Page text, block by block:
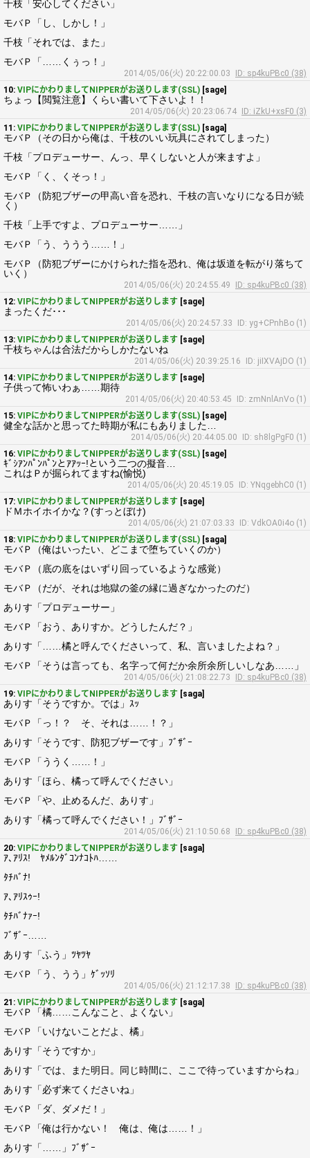
千枝「安心してください」
モバＰ「し、しかし！」
千枝「それでは、また」
モバＰ「……くぅっ！」
2014/05/06(火) 20:22:00.03
ID: sp4kuPBc0 (38)
10: VIPにかわりましてNIPPERがお送りします(SSL) [sage]
ちょっ【閲覧注意】くらい書いて下さいよ！！
2014/05/06(火) 20:23:06.74
ID: iZkU+xsF0 (3)
11: VIPにかわりましてNIPPERがお送りします(SSL) [saga]
モバＰ（その日から俺は、千枝のいい玩具にされてしまった）
千枝「プロデューサー、んっ、早くしないと人が来ますよ」
モバＰ「く、くそっ！」
モバＰ（防犯ブザーの甲高い音を恐れ、千枝の言いなりになる日が続
く）
千枝「上手ですよ、プロデューサー……」
モバＰ「う、ううう……！」
モバＰ（防犯ブザーにかけられた指を恐れ、俺は坂道を転がり落ちて
いく）
2014/05/06(火) 20:24:55.49
ID: sp4kuPBc0 (38)
12: VIPにかわりましてNIPPERがお送りします [sage]
まったくだ･･･
2014/05/06(火) 20:24:57.33
ID: yg+CPnhBo (1)
13: VIPにかわりましてNIPPERがお送りします [sage]
千枝ちゃんは合法だからしかたないね
2014/05/06(火) 20:39:25.16
ID: jiIXVAjDO (1)
14: VIPにかわりましてNIPPERがお送りします [sage]
子供って怖いわぁ……期待
2014/05/06(火) 20:40:53.45
ID: zmNnlAnVo (1)
15: VIPにかわりましてNIPPERがお送りします(SSL) [sage]
健全な話かと思ってた時期が私にもありました…
2014/05/06(火) 20:44:05.00
ID: sh8lgPgF0 (1)
16: VIPにかわりましてNIPPERがお送りします(SSL) [sage]
ｷﾞｼｱﾝﾊﾟﾝﾊﾟﾝとｱｱｯｰ!という二つの擬音…
これはＰが掘られてますね(愉悦)
2014/05/06(火) 20:45:19.05
ID: YNqgebhC0 (1)
17: VIPにかわりましてNIPPERがお送りします [sage]
ドＭホイホイかな？(すっとぼけ)
2014/05/06(火) 21:07:03.33
ID: VdkOA0i4o (1)
18: VIPにかわりましてNIPPERがお送りします(SSL) [saga]
モバＰ（俺はいったい、どこまで堕ちていくのか）
モバＰ（底の底をはいずり回っているような感覚）
モバＰ（だが、それは地獄の釜の縁に過ぎなかったのだ）
ありす「プロデューサー」
モバＰ「おう、ありすか。どうしたんだ？」
ありす「……橘と呼んでくださいって、私、言いましたよね？」
モバＰ「そうは言っても、名字って何だか余所余所しいしなあ……」
2014/05/06(火) 21:08:22.73
ID: sp4kuPBc0 (38)
19: VIPにかわりましてNIPPERがお送りします [saga]
ありす「そうですか。では」ｽｯ
モバＰ「っ！？ そ、それは……！？」
ありす「そうです、防犯ブザーです」ﾌﾞｻﾞｰ
モバＰ「ううく……！」
ありす「ほら、橘って呼んでください」
モバＰ「や、止めるんだ、ありす」
ありす「橘って呼んでください！」ﾌﾞｻﾞｰ
2014/05/06(火) 21:10:50.68
ID: sp4kuPBc0 (38)
20: VIPにかわりましてNIPPERがお送りします [saga]
ｱ､ｱﾘｽ! ﾔﾒﾙﾝﾀﾞｺﾝﾅｺﾄﾊ……
ﾀﾁﾊﾞﾅ!
ｱ､ｱﾘｽｩｰ!
ﾀﾁﾊﾞﾅｧｰ!
ﾌﾞｻﾞｰ……
ありす「ふう」ﾂﾔﾂﾔ
モバＰ「う、うう」ｹﾞｯｿﾘ
2014/05/06(火) 21:12:17.38
ID: sp4kuPBc0 (38)
21: VIPにかわりましてNIPPERがお送りします [saga]
モバＰ「橘……こんなこと、よくない」
モバＰ「いけないことだよ、橘」
ありす「そうですか」
ありす「では、また明日。同じ時間に、ここで待っていますからね」
ありす「必ず来てくださいね」
モバＰ「ダ、ダメだ！」
モバＰ「俺は行かない！ 俺は、俺は……！」
ありす「……」ﾌﾞｻﾞｰ